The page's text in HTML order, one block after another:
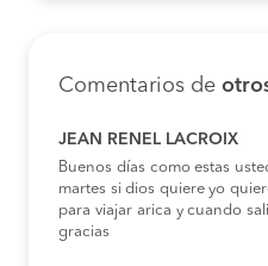
Comentarios de
JEAN RENEL LACROIX
Buenos días como estas
martes si dios quiere yo
para viajar arica y cuando
gracias